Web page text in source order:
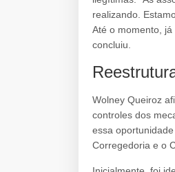
realizando.
Até o momento, já
concluiu.
Wolney Queiroz
controles dos
essa
Corregedoria e o